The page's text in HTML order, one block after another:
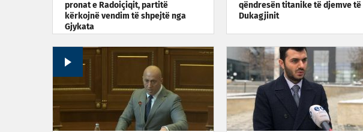
pronat e Radoiçiqit, partitë
kërkojnë vendim të shpejtë nga
Gjykata
qëndresën titanike të djemve të
Dukagjinit